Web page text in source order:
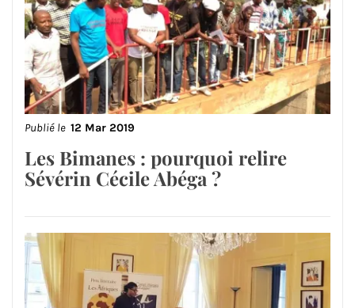
Publié le 12 Mar 2019
Les Bimanes : pourquoi relire
Sévérin Cécile Abéga ?